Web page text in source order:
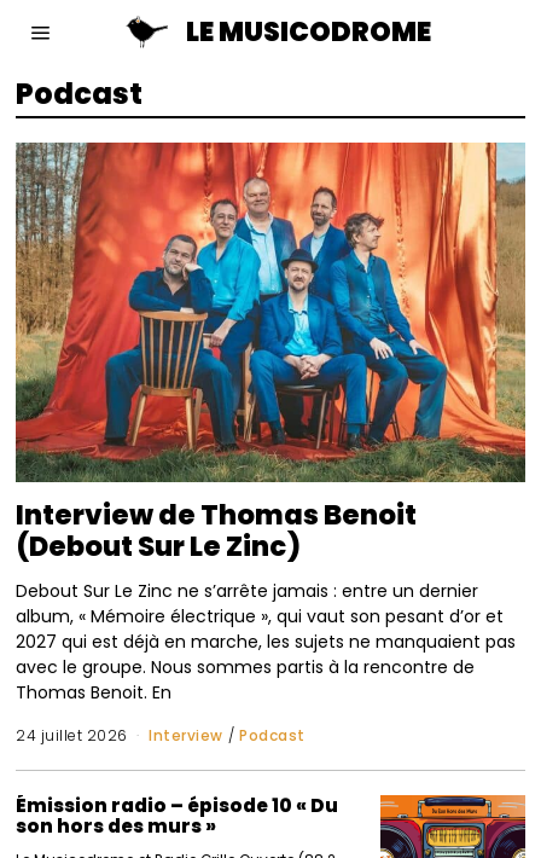
LE MUSICODROME
Podcast
Interview de Thomas Benoit
(Debout Sur Le Zinc)
Debout Sur Le Zinc ne s’arrête jamais : entre un dernier
album, « Mémoire électrique », qui vaut son pesant d’or et
2027 qui est déjà en marche, les sujets ne manquaient pas
avec le groupe. Nous sommes partis à la rencontre de
Thomas Benoit. En
24 juillet 2026 Interview / Podcast
Émission radio – épisode 10 « Du
son hors des murs »